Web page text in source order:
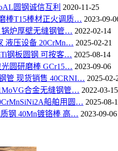
圆钢诚信互利 2020-11-25
棒T15棒材正火调质… 2023-09-
锅炉厚壁无缝钢管… 2022-02-14
液压设备 20CrMn… 2025-02-21
钢板圆钢 可按客… 2025-08-14
光圆研磨棒 GCr15… 2023-09-06
管 现货销售 40CRNI… 2025-02-
合金无缝钢管… 2022-03-15
船舶用圆… 2025-08-
钢 40Mn镀铬棒 高… 2023-09-06